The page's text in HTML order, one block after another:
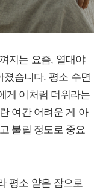
지는 요즘, 열대야
졌습니다. 평소 수면
게 이처럼 더위라는
여간 어려운 게 아
불릴 정도로 중요
평소 얕은 잠으로